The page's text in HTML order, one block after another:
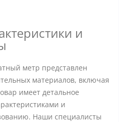
и
метр представлен
материалов, включая
имеет детальное
и
Наши специалисты